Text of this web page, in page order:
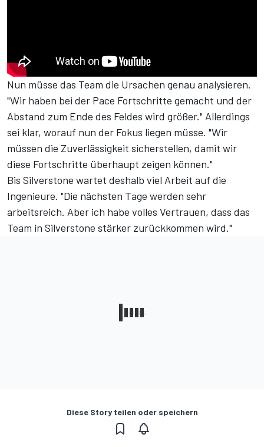
Nun müsse das Team die Ursachen genau analysieren.
"Wir haben bei der Pace Fortschritte gemacht und der
Abstand zum Ende des Feldes wird größer." Allerdings
sei klar, worauf nun der Fokus liegen müsse. "Wir
müssen die Zuverlässigkeit sicherstellen, damit wir
diese Fortschritte überhaupt zeigen können."
Bis Silverstone wartet deshalb viel Arbeit auf die
Ingenieure. "Die nächsten Tage werden sehr
arbeitsreich. Aber ich habe volles Vertrauen, dass das
Team in Silverstone stärker zurückkommen wird."
Diese Story teilen oder speichern